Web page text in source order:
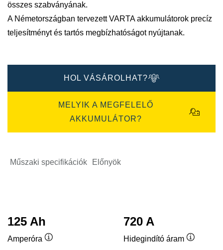
összes szabványának.
A Németországban tervezett VARTA akkumulátorok precíz
teljesítményt és tartós megbízhatóságot nyújtanak.
HOL VÁSÁROLHAT?
MELYIK A MEGFELELŐ
AKKUMULÁTOR?
Műszaki specifikációk Előnyök
125 Ah
Amperóra
720 A
Hidegindító áram